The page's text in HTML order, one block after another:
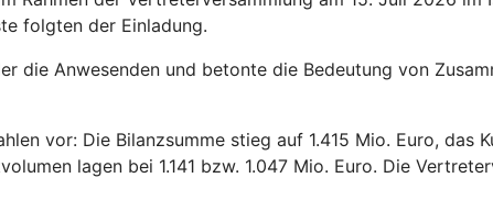
folgten der Einladung.
die Anwesenden und betonte die Bedeutung von
vor: Die Bilanzsumme stieg auf 1.415 Mio. Euro, das
lagen bei 1.141 bzw. 1.047 Mio. Euro. Die